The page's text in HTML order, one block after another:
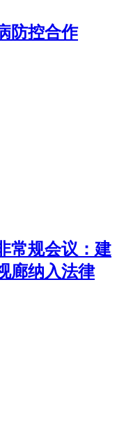
防控合作
常规会议：建
廊纳入法律